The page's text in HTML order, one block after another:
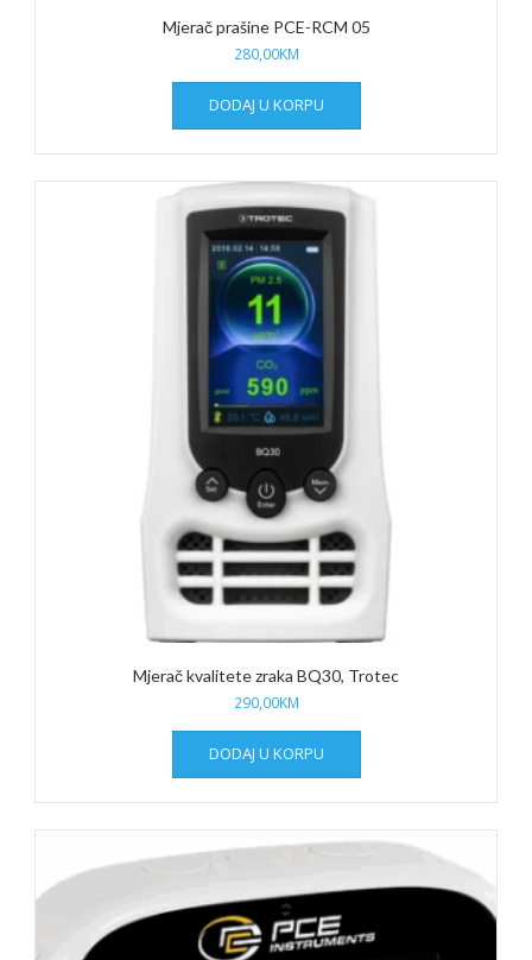
Mjerač prašine PCE-RCM 05
280,00KM
DODAJ U KORPU
Mjerač kvalitete zraka BQ30, Trotec
290,00KM
DODAJ U KORPU